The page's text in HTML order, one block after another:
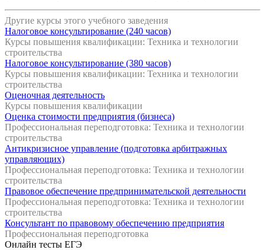
Другие курсы этого учебного заведения
Налоговое консультирование (240 часов)
Курсы повышения квалификации: Техника и технологии
строительства
Налоговое консультирование (380 часов)
Курсы повышения квалификации: Техника и технологии
строительства
Оценочная деятельность
Курсы повышения квалификации
Оценка стоимости предприятия (бизнеса)
Профессиональная переподготовка: Техника и технологии
строительства
Антикризисное управление (подготовка арбитражных
управляющих)
Профессиональная переподготовка: Техника и технологии
строительства
Правовое обеспечение предпринимательской деятельности
Профессиональная переподготовка: Техника и технологии
строительства
Консультант по правовому обеспечению предприятия
Профессиональная переподготовка
Онлайн тесты ЕГЭ